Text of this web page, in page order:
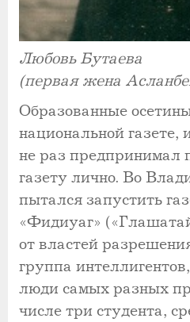
Любовь Бутаева
(первая жена
Образованные
национальной газете,
не раз предпринимал
газету лично. Во
пытался запустить
«Фидиуаг»
от властей
группа
люди самых разных
числе три студента,